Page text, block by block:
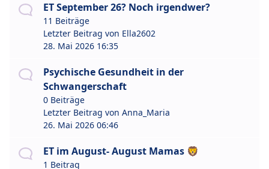
ET September 26? Noch irgendwer?
11 Beiträge
Letzter Beitrag von Ella2602
28. Mai 2026 16:35
Psychische Gesundheit in der
Schwangerschaft
0 Beiträge
Letzter Beitrag von Anna_Maria
26. Mai 2026 06:46
ET im August- August Mamas 🦁
1 Beitrag